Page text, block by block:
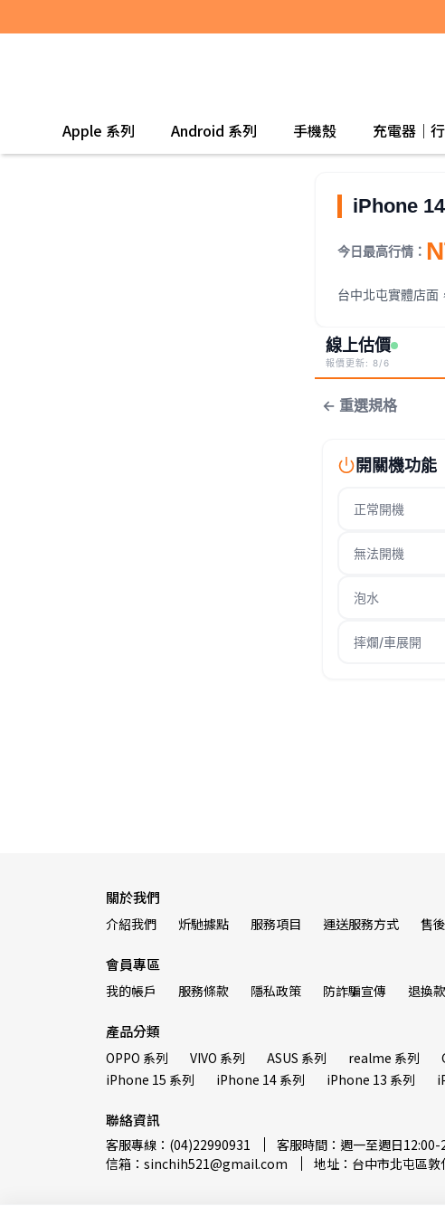
Apple 系列 Android 系列 手機殼 充電器｜
iPhone
今日最高行情：
台中北屯實體店面
線上估價
報價更新: 8/6
← 重選規格
開關機功能
正常開機
無法開機
泡水
摔爛/車展開
關於我們
介紹我們 炘馳據點 服務項目 運送服務方式 售
會員專區
我的帳戶 服務條款 隱私政策 防詐騙宣傳 退換
產品分類
OPPO 系列 VIVO 系列 ASUS 系列 realme 系列
iPhone 15 系列
iPhone 14 系列 iPhone 13 系列
聯絡資訊
客服專線：(04)22990931
客服時間：週一至週日12:00-
信箱：sinchih521@gmail.com
地址：台中市北屯區